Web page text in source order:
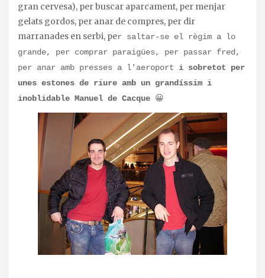
gran cervesa), per buscar aparcament, per menjar
gelats gordos, per anar de compres, per dir
marranades en serbi, per saltar-se el règim a lo
grande, per comprar paraigües, per passar fred,
per anar amb presses a l’aeroport i sobretot per
unes estones de riure amb un grandíssim i
inoblidable Manuel de Cacque 😀